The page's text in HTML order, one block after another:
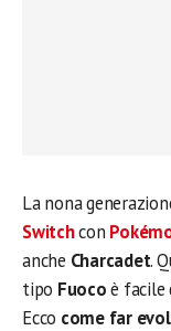
La nona
Switchcon
anche Charcadet.
tipo Fuocoè facile
Ecco come far